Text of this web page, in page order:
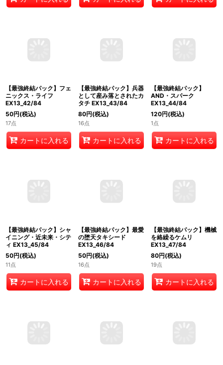
7点
【最強終結パック】フェ
ニックス・ライフ
EX13_42/84
50円(税込)
17点
【最強終結パック】兵器
として産み落とされたカ
タチ EX13_43/84
80円(税込)
16点
【最強終結パック】
AND・スパーク
EX13_44/84
120円(税込)
1点
【最強終結パック】シャ
イニング・近未来・シテ
ィ EX13_45/84
50円(税込)
11点
【最強終結パック】最愛
の堕天タキシード
EX13_46/84
50円(税込)
16点
【最強終結パック】機械
を絡繰るケムリ
EX13_47/84
80円(税込)
19点